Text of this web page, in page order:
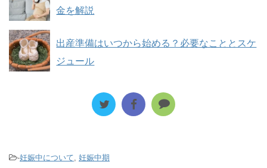
金を解説
出産準備はいつから始める？必要なこととスケ
ジュール
-妊娠中について 妊娠中期